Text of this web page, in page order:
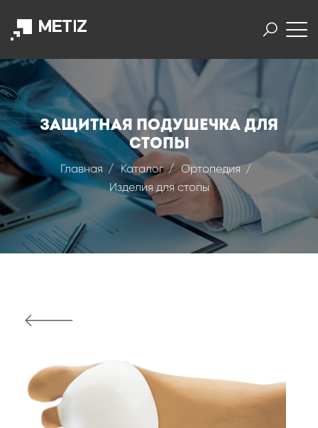
Защитная подушечка для
стопы
Главная Каталог
Ортопедия
Изделия для стопы